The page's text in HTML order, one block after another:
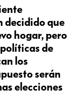
decidido que
hogar, pero
de
los
serán
elecciones